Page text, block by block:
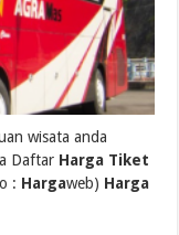
wisata anda
Daftar Harga Tiket
: Hargaweb) Harga